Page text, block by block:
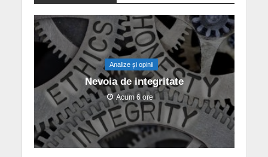
Analize și opinii
Nevoia de integritate
Acum 6 ore